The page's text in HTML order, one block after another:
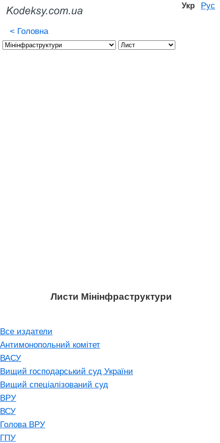
Укр Рус
< Головна
Листи Мінінфраструктури
Все издатели
Антимонопольний комітет
ВАСУ
Вищий господарський суд України
Вищий спеціалізований суд
ВРУ
ВСУ
Голова ВРУ
ГПУ